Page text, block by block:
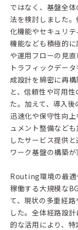
ではなく、基盤全
法を検討しました
化機能やセキュリ
機能なども積極的
や運用フローの見
トラフィックデー
成設計を綿密に再
と、信頼性や可用
た。加えて、導入
迅速化や保守性向
ュメント整備など
したサービス提供
ワーク基盤の構築が
Routing環境の最適
稼働する大規模な
て、現状の多重経
した。全体経路設
的な活用により、